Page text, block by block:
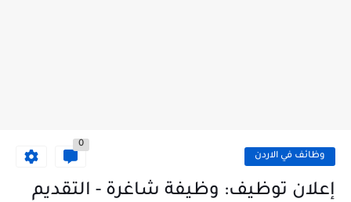
وظائف في الاردن
0
إعلان توظيف: وظيفة شاغرة - التقديم